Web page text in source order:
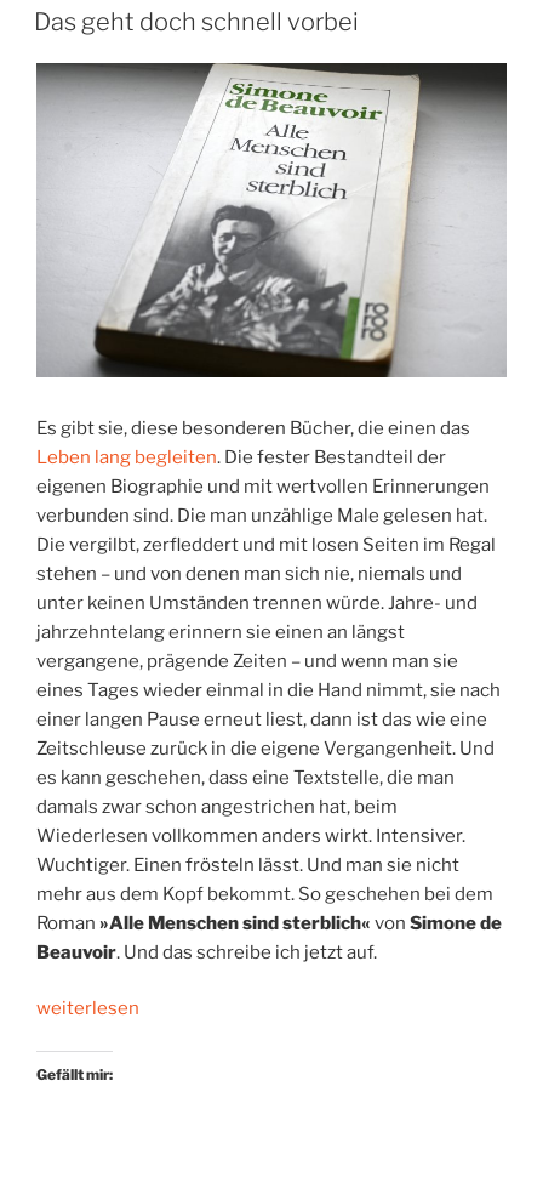
AM
Das geht doch schnell vorbei
Es gibt sie, diese besonderen Bücher, die einen das
Leben lang begleiten. Die fester Bestandteil der
eigenen Biographie und mit wertvollen Erinnerungen
verbunden sind. Die man unzählige Male gelesen hat.
Die vergilbt, zerfleddert und mit losen Seiten im Regal
stehen – und von denen man sich nie, niemals und
unter keinen Umständen trennen würde. Jahre- und
jahrzehntelang erinnern sie einen an längst
vergangene, prägende Zeiten – und wenn man sie
eines Tages wieder einmal in die Hand nimmt, sie nach
einer langen Pause erneut liest, dann ist das wie eine
Zeitschleuse zurück in die eigene Vergangenheit. Und
es kann geschehen, dass eine Textstelle, die man
damals zwar schon angestrichen hat, beim
Wiederlesen vollkommen anders wirkt. Intensiver.
Wuchtiger. Einen frösteln lässt. Und man sie nicht
mehr aus dem Kopf bekommt. So geschehen bei dem
Roman »Alle Menschen sind sterblich« von Simone de
Beauvoir. Und das schreibe ich jetzt auf.
„Das
doch
weiterlesen
Gefällt mir: